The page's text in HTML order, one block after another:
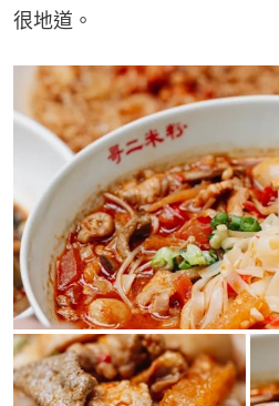
很地道。